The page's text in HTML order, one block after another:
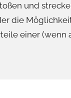
und
die
einer